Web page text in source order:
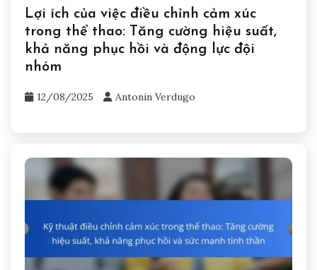
Lợi ích của việc điều chỉnh cảm xúc
trong thể thao: Tăng cường hiệu suất,
khả năng phục hồi và động lực đội
nhóm
12/08/2025 Antonin Verdugo